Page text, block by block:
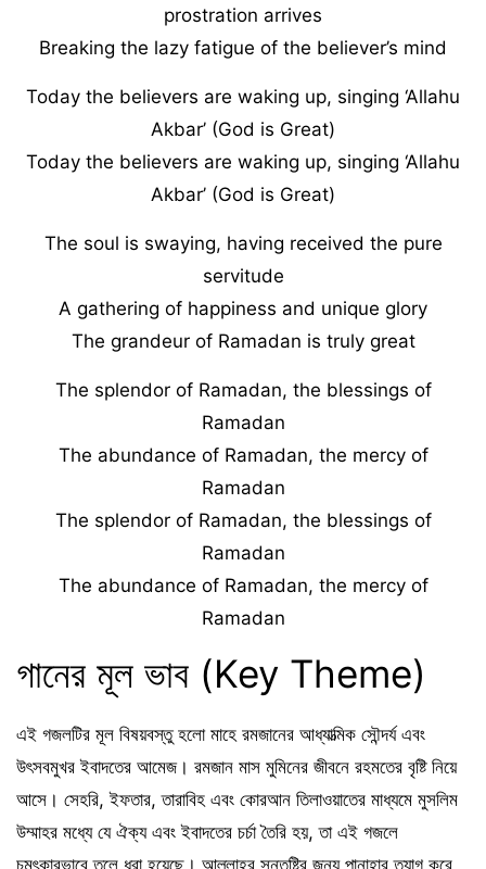
prostration arrives
Breaking the lazy fatigue of the believer’s mind
Today the believers are waking up, singing ‘Allahu
Akbar’ (God is Great)
Today the believers are waking up, singing ‘Allahu
Akbar’ (God is Great)
The soul is swaying, having received the pure
servitude
A gathering of happiness and unique glory
The grandeur of Ramadan is truly great
The splendor of Ramadan, the blessings of
Ramadan
The abundance of Ramadan, the mercy of
Ramadan
The splendor of Ramadan, the blessings of
Ramadan
The abundance of Ramadan, the mercy of
Ramadan
গানের মূল ভাব (Key Theme)
এই গজলটির মূল বিষয়বস্তু হলো মাহে রমজানের আধ্যাত্মিক সৌন্দর্য এবং
উৎসবমুখর ইবাদতের আমেজ। রমজান মাস মুমিনের জীবনে রহমতের বৃষ্টি নিয়ে
আসে। সেহরি, ইফতার, তারাবিহ এবং কোরআন তিলাওয়াতের মাধ্যমে মুসলিম
উম্মাহর মধ্যে যে ঐক্য এবং ইবাদতের চর্চা তৈরি হয়, তা এই গজলে
চমৎকারভাবে তুলে ধরা হয়েছে। আল্লাহর সন্তুষ্টির জন্য পানাহার ত্যাগ করে